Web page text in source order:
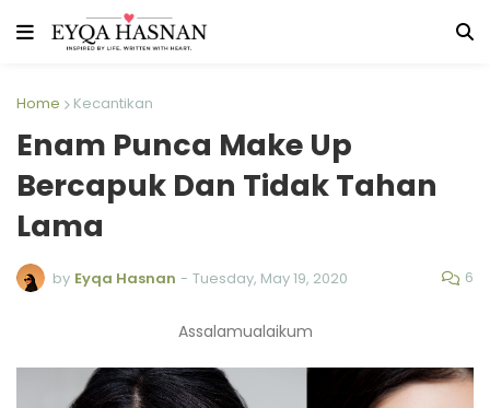
Home Kecantikan
Enam Punca Make Up
Bercapuk Dan Tidak Tahan
Lama
by Eyqa Hasnan - Tuesday, May 19, 2020 6
Assalamualaikum